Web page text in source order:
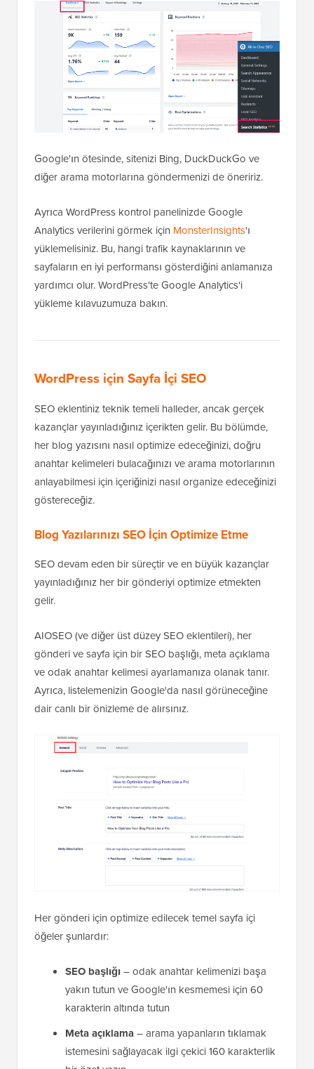
Google'ın ötesinde, sitenizi Bing, DuckDuckGo ve
diğer arama motorlarına göndermenizi de öneririz.
Ayrıca WordPress kontrol panelinizde Google
Analytics verilerini görmek için MonsterInsights'ı
yüklemelisiniz. Bu, hangi trafik kaynaklarının ve
sayfaların en iyi performansı gösterdiğini anlamanıza
yardımcı olur. WordPress'te Google Analytics'i
yükleme kılavuzumuza bakın.
WordPress için Sayfa İçi SEO
SEO eklentiniz teknik temeli halleder, ancak gerçek
kazançlar yayınladığınız içerikten gelir. Bu bölümde,
her blog yazısını nasıl optimize edeceğinizi, doğru
anahtar kelimeleri bulacağınızı ve arama motorlarının
anlayabilmesi için içeriğinizi nasıl organize edeceğinizi
göstereceğiz.
Blog Yazılarınızı SEO İçin Optimize Etme
SEO devam eden bir süreçtir ve en büyük kazançlar
yayınladığınız her bir gönderiyi optimize etmekten
gelir.
AIOSEO (ve diğer üst düzey SEO eklentileri), her
gönderi ve sayfa için bir SEO başlığı, meta açıklama
ve odak anahtar kelimesi ayarlamanıza olanak tanır.
Ayrıca, listelemenizin Google'da nasıl görüneceğine
dair canlı bir önizleme de alırsınız.
Her gönderi için optimize edilecek temel sayfa içi
öğeler şunlardır:
SEO başlığı – odak anahtar kelimenizi başa
yakın tutun ve Google'ın kesmemesi için 60
karakterin altında tutun
Meta açıklama– arama yapanların tıklamak
istemesini sağlayacak ilgi çekici 160 karakterlik